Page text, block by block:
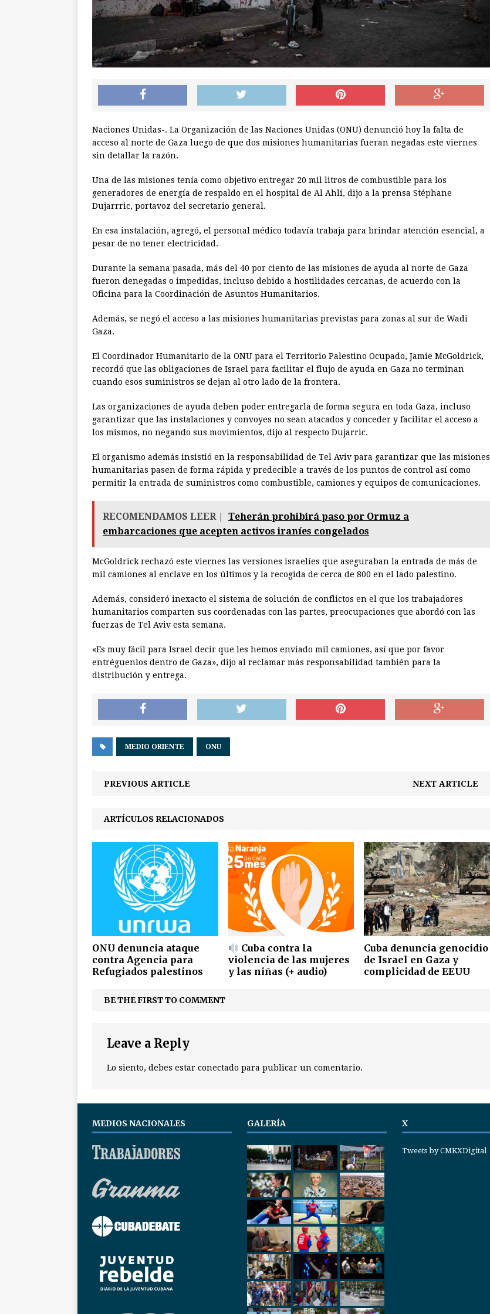
Naciones Unidas-. La Organización de las Naciones Unidas (ONU) denunció hoy la falta de
acceso al norte de Gaza luego de que dos misiones humanitarias fueran negadas este viernes
sin detallar la razón.
Una de las misiones tenía como objetivo entregar 20 mil litros de combustible para los
generadores de energía de respaldo en el hospital de Al Ahli, dijo a la prensa Stéphane
Dujarrric, portavoz del secretario general.
En esa instalación, agregó, el personal médico todavía trabaja para brindar atención esencial, a
pesar de no tener electricidad.
Durante la semana pasada, más del 40 por ciento de las misiones de ayuda al norte de Gaza
fueron denegadas o impedidas, incluso debido a hostilidades cercanas, de acuerdo con la
Oficina para la Coordinación de Asuntos Humanitarios.
Además, se negó el acceso a las misiones humanitarias previstas para zonas al sur de Wadi
Gaza.
El Coordinador Humanitario de la ONU para el Territorio Palestino Ocupado, Jamie McGoldrick,
recordó que las obligaciones de Israel para facilitar el flujo de ayuda en Gaza no terminan
cuando esos suministros se dejan al otro lado de la frontera.
Las organizaciones de ayuda deben poder entregarla de forma segura en toda Gaza, incluso
garantizar que las instalaciones y convoyes no sean atacados y conceder y facilitar el acceso a
los mismos, no negando sus movimientos, dijo al respecto Dujarric.
El organismo además insistió en la responsabilidad de Tel Aviv para garantizar que las misiones
humanitarias pasen de forma rápida y predecible a través de los puntos de control así como
permitir la entrada de suministros como combustible, camiones y equipos de comunicaciones.
RECOMENDAMOS LEER |
Teherán prohibirá paso por Ormuz a
embarcaciones que acepten activos iraníes congelados
McGoldrick rechazó este viernes las versiones israelíes que aseguraban la entrada de más de
mil camiones al enclave en los últimos y la recogida de cerca de 800 en el lado palestino.
Además, consideró inexacto el sistema de solución de conflictos en el que los trabajadores
humanitarios comparten sus coordenadas con las partes, preocupaciones que abordó con las
fuerzas de Tel Aviv esta semana.
«Es muy fácil para Israel decir que les hemos enviado mil camiones, así que por favor
entréguenlos dentro de Gaza», dijo al reclamar más responsabilidad también para la
distribución y entrega.
MEDIO ORIENTE ONU
PREVIOUS ARTICLE NEXT ARTICLE
ARTÍCULOS RELACIONADOS
ONU denuncia ataque
contra Agencia para
Refugiados palestinos
Cuba contra la
violencia de las mujeres
y las niñas (+ audio)
Cuba denuncia genocidio
de Israel en Gaza y
complicidad de EEUU
BE THE FIRST TO COMMENT
Leave a Reply
Lo siento, debes estar conectado para publicar un comentario.
MEDIOS NACIONALES GALERÍA X
Tweets by CMKXDigital